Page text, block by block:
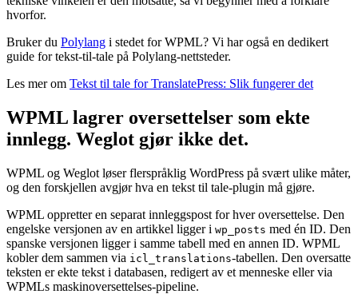
hvorfor.
Bruker du Polylang i stedet for WPML? Vi har også en dedikert
guide for tekst-til-tale på Polylang-nettsteder.
Les mer om Tekst til tale for TranslatePress: Slik fungerer det
WPML lagrer oversettelser som ekte
innlegg. Weglot gjør ikke det.
WPML og Weglot løser flerspråklig WordPress på svært ulike måter,
og den forskjellen avgjør hva en tekst til tale-plugin må gjøre.
WPML oppretter en separat innleggspost for hver oversettelse. Den
engelske versjonen av en artikkel ligger i wp_posts med én ID. Den
spanske versjonen ligger i samme tabell med en annen ID. WPML
kobler dem sammen via icl_translations-tabellen. Den oversatte
teksten er ekte tekst i databasen, redigert av et menneske eller via
WPMLs maskinoversettelses-pipeline.